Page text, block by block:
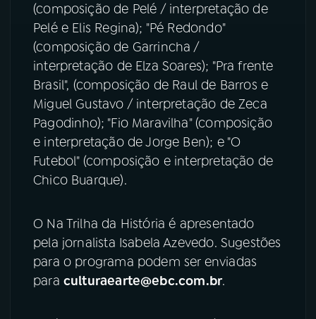
(composição de Pelé / interpretação de
Pelé e Elis Regina); "Pé Redondo"
(composição de Garrincha /
interpretação de Elza Soares); "Pra frente
Brasil", (composição de Raul de Barros e
Miguel Gustavo / interpretação de Zeca
Pagodinho); "Fio Maravilha" (composição
e interpretação de Jorge Ben); e "O
Futebol" (composição e interpretação de
Chico Buarque).
O Na Trilha da História é apresentado
pela jornalista Isabela Azevedo. Sugestões
para o programa podem ser enviadas
para culturaearte@ebc.com.br.